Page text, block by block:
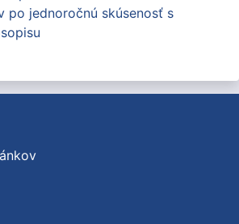
po jednoročnú skúsenosť s